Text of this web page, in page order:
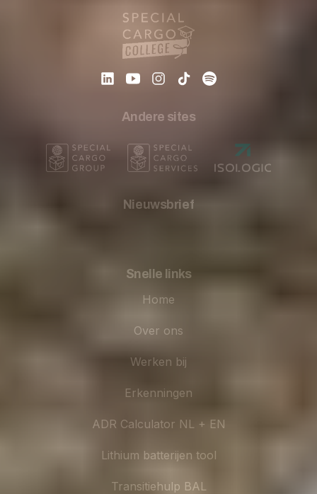
Andere sites
Nieuwsbrief
Snelle links
Home
Over ons
Werken bij
Erkenningen
ADR Calculator NL + EN
Lithium batterijen tool
Transitiehulp BAL